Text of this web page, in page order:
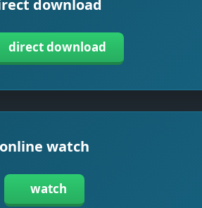
download
direct download
online watch
watch